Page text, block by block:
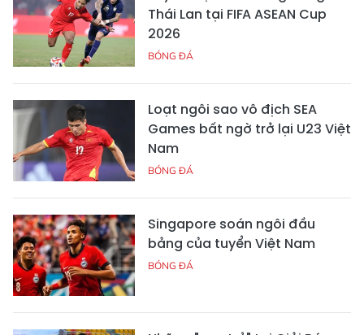
Thái Lan tại FIFA ASEAN Cup
2026
BÓNG ĐÁ
Loạt ngôi sao vô địch SEA
Games bất ngờ trở lại U23 Việt
Nam
BÓNG ĐÁ
Singapore soán ngôi đầu
bảng của tuyển Việt Nam
BÓNG ĐÁ